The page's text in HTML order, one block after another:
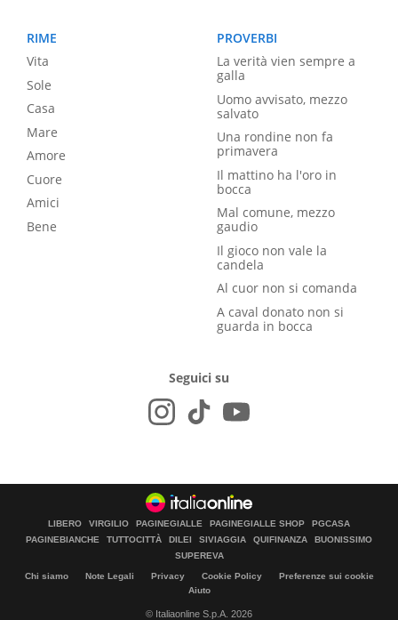
RIME
Vita
Sole
Casa
Mare
Amore
Cuore
Amici
Bene
PROVERBI
La verità vien sempre a
galla
Uomo avvisato, mezzo
salvato
Una rondine non fa
primavera
Il mattino ha l'oro in
bocca
Mal comune, mezzo
gaudio
Il gioco non vale la
candela
Al cuor non si comanda
A caval donato non si
guarda in bocca
Seguici su
LIBERO VIRGILIO PAGINEGIALLE PAGINEGIALLE SHOP
PGCASA
PAGINEBIANCHE
TUTTOCITTÀ DILEI SIVIAGGIA QUIFINANZA
BUONISSIMO
SUPEREVA
Chi siamo Note Legali Privacy Cookie Policy
Preferenze sui cookie
Aiuto
© Italiaonline S.p.A. 2026